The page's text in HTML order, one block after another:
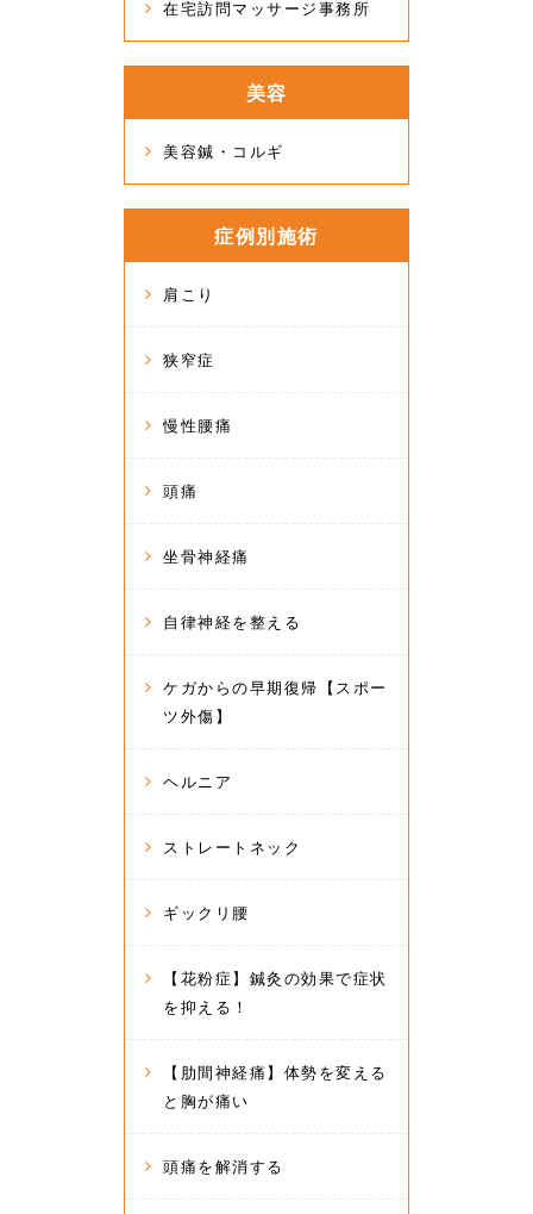
在宅訪問マッサージ事務所
美容
美容鍼・コルギ
症例別施術
肩こり
狭窄症
慢性腰痛
頭痛
坐骨神経痛
自律神経を整える
ケガからの早期復帰【スポー
ツ外傷】
ヘルニア
ストレートネック
ギックリ腰
【花粉症】鍼灸の効果で症状
を抑える！
【肋間神経痛】体勢を変える
と胸が痛い
頭痛を解消する